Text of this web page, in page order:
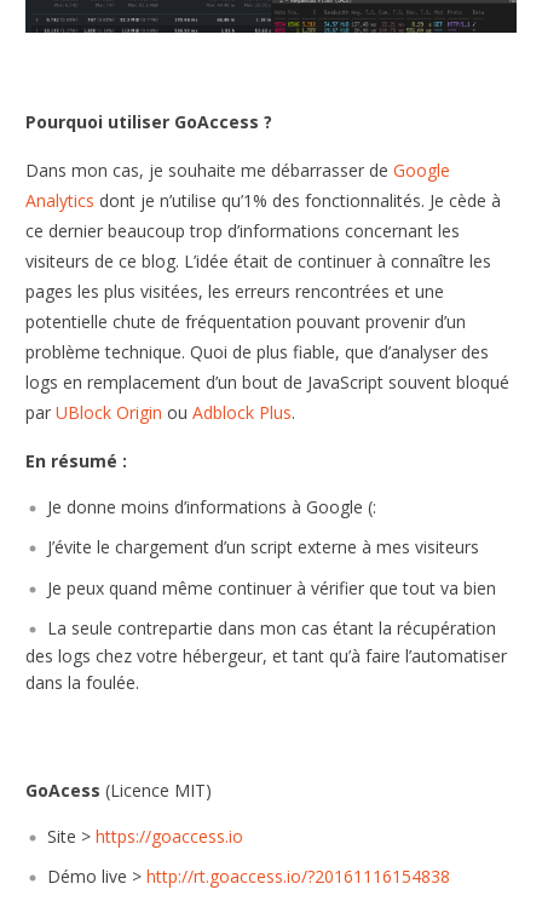
Pourquoi utiliser GoAccess ?
Dans mon cas, je souhaite me débarrasser deGoogle
Analytics dont je n’utilise qu’1% des fonctionnalités. Je cède à
ce dernier beaucoup trop d’informations concernant les
visiteurs de ce blog. L’idée était de continuer à connaître les
pages les plus visitées, les erreurs rencontrées et une
potentielle chute de fréquentation pouvant provenir d’un
problème technique. Quoi de plus fiable, que d’analyser des
logs en remplacement d’un bout de JavaScript souvent bloqué
parUBlock Origin ouAdblock Plus.
En résumé :
Je donne moins d’informations à Google (:
J’évite le chargement d’un script externe à mes visiteurs
Je peux quand même continuer à vérifier que tout va bien
La seule contrepartie dans mon cas étant la récupération
des logs chez votre hébergeur, et tant qu’à faire l’automatiser
dans la foulée.
GoAcess (Licence MIT)
Site >https://goaccess.io
Démo live >http://rt.goaccess.io/?20161116154838